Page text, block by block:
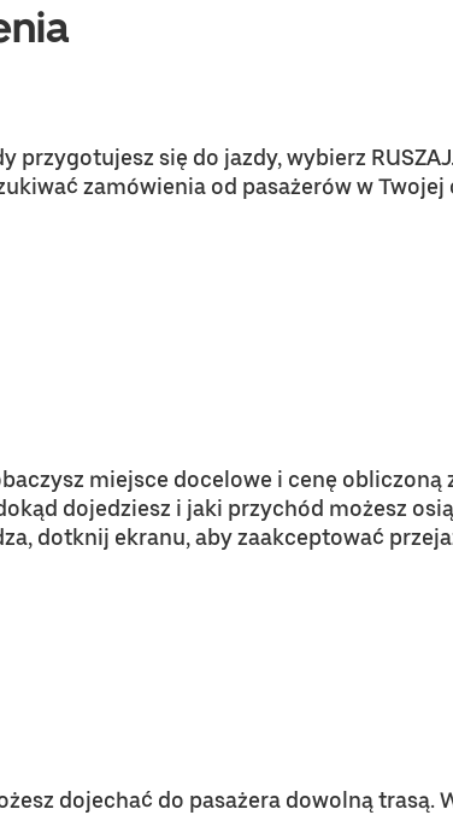
przygotujesz się do jazdy, wybierz
zamówienia od pasażerów w Twojej
miejsce docelowe i cenę obliczoną
dojedziesz i jaki przychód możesz
dotknij ekranu, aby zaakceptować
dojechać do pasażera dowolną trasą.